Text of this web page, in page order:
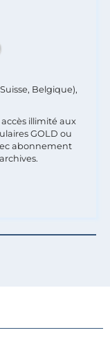
Belgique),
illimité aux
GOLD ou
abonnement